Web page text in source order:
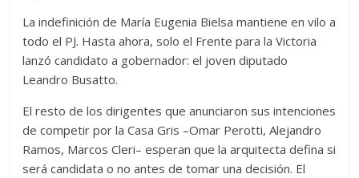
La indefinición de María Eugenia Bielsa mantiene en vilo a
todo el PJ. Hasta ahora, solo el Frente para la Victoria
lanzó candidato a gobernador: el joven diputado
Leandro Busatto.
El resto de los dirigentes que anunciaron sus intenciones
de competir por la Casa Gris –Omar Perotti, Alejandro
Ramos, Marcos Cleri– esperan que la arquitecta defina si
será candidata o no antes de tomar una decisión. El